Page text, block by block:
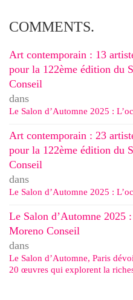
COMMENTS.
Art contemporain : 13
pour la 122ème édition du
Conseil
dans
Le Salon d’Automne 2025 :
Art contemporain : 23
pour la 122ème édition du
Conseil
dans
Le Salon d’Automne 2025 :
Le Salon d’Automne 2025
Moreno Conseil
dans
Le Salon d’Automne, Paris
20 œuvres qui explorent la